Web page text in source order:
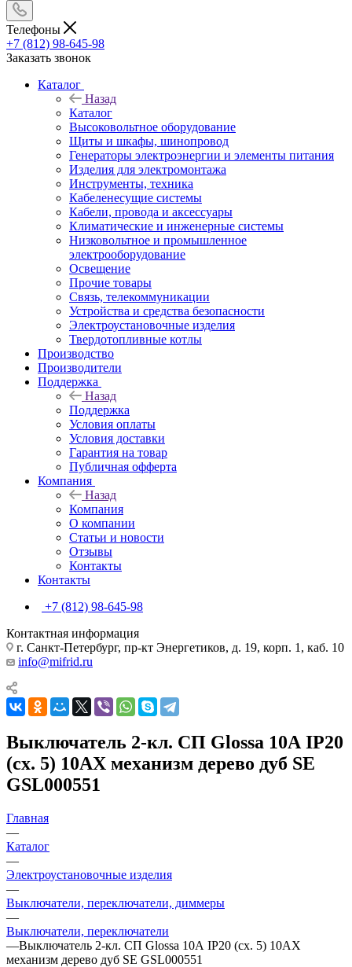
Телефоны
+7 (812) 98-645-98
Заказать звонок
Каталог
Назад
Каталог
Высоковольтное оборудование
Щиты и шкафы, шинопровод
Генераторы электроэнергии и элементы питания
Изделия для электромонтажа
Инструменты, техника
Кабеленесущие системы
Кабели, провода и аксессуары
Климатические и инженерные системы
Низковольтное и промышленное
электрооборудование
Освещение
Прочие товары
Связь, телекоммуникации
Устройства и средства безопасности
Электроустановочные изделия
Твердотопливные котлы
Производство
Производители
Поддержка
Назад
Поддержка
Условия оплаты
Условия доставки
Гарантия на товар
Публичная офферта
Компания
Назад
Компания
О компании
Статьи и новости
Отзывы
Контакты
Контакты
+7 (812) 98-645-98
Контактная информация
г. Санкт-Петербург, пр-кт Энергетиков, д. 19, корп. 1, каб. 10
info@mifrid.ru
Выключатель 2-кл. СП Glossa 10А IP20
(сх. 5) 10AX механизм дерево дуб SE
GSL000551
Главная
—
Каталог
—
Электроустановочные изделия
—
Выключатели, переключатели, диммеры
—
Выключатели, переключатели
—Выключатель 2-кл. СП Glossa 10А IP20 (сх. 5) 10AX
механизм дерево дуб SE GSL000551